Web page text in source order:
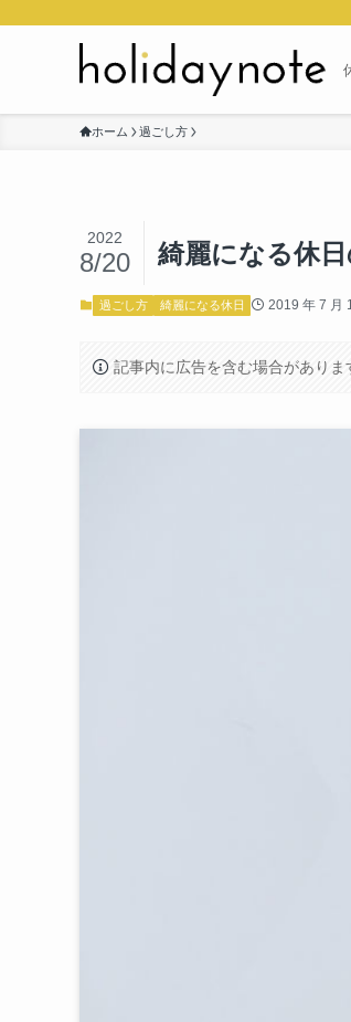
ホーム 過ごし方
綺麗になる休
2022
8/20
過ごし方 綺麗になる休日 2019 年 7 月
記事内に広告を含む場合がありま